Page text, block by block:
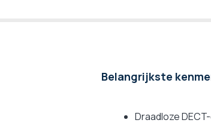
Belangrijkste
Draadloze